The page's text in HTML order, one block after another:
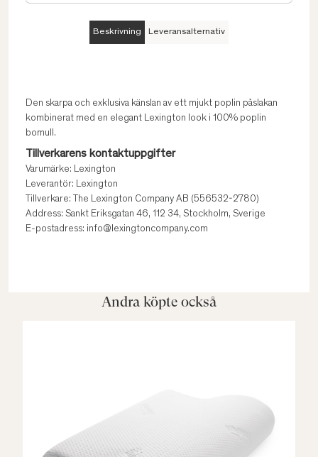
Beskrivning Leveransalternativ
Den skarpa och exklusiva känslan av ett mjukt poplin påslakan
kombinerat med en elegant Lexington look i 100% poplin
bomull.
Tillverkarens kontaktuppgifter
Varumärke: Lexington
Leverantör: Lexington
Tillverkare: The Lexington Company AB (556532-2780)
Address: Sankt Eriksgatan 46, 112 34, Stockholm, Sverige
E-postadress: info@lexingtoncompany.com
Andra köpte också